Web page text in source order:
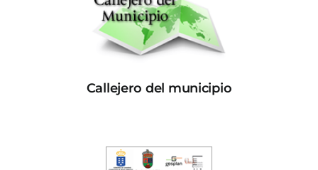
Callejero del municipio